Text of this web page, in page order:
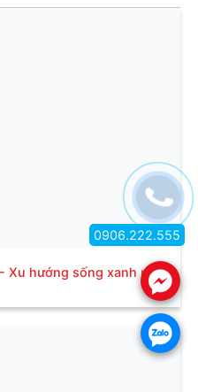
Xu hướng sống xanh nâng
.
.
0906.222.555